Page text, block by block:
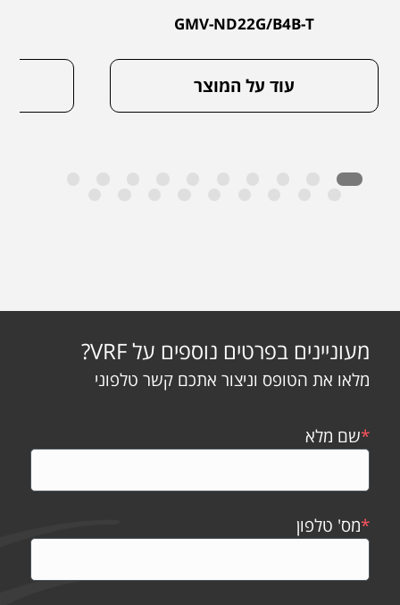
GMV-ND22G/B4B-T
עוד על המוצר
מעוניינים בפרטים נוספים על VRF?
מלאו את הטופס וניצור אתכם קשר טלפוני
*שם מלא
*מס' טלפון